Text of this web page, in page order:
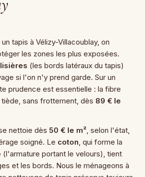
tapis à Vélizy-Villacoublay, on
les zones les plus exposées.
lisières (les bords latéraux du tapis)
si l'on n'y prend garde. Sur un
prudence est essentielle : la fibre
sans frottement, dès 89 € le
nettoie dès 50 € le m², selon l'état,
soigné. Le coton, qui forme la
(l'armature portant le velours), tient
et les bords. Nous le ménageons à